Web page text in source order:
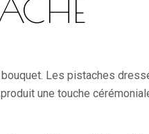
Les pistaches
une touche